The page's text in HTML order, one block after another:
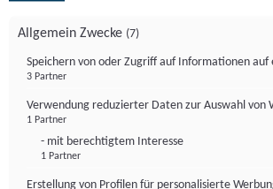
Allgemein Zwecke (7)
Speichern von oder Zugriff auf Informationen auf
3 Partner
Verwendung reduzierter Daten zur Auswahl von
1 Partner
- mit berechtigtem Interesse
1 Partner
Erstellung von Profilen für personalisierte